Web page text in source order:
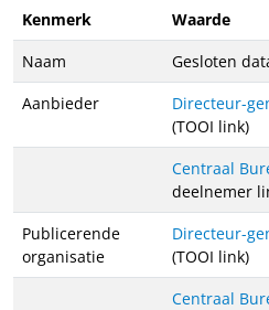
Kenmerk
Waarde
Naam
Gesloten
Aanbieder
Directeur-
(TOOI link)
Centraal
deelnemer
Publicerende
organisatie
Directeur-
(TOOI link)
Centraal